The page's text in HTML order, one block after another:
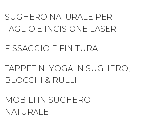
SUGHERO NATURALE PER
TAGLIO E INCISIONE LASER
FISSAGGIO E FINITURA
TAPPETINI YOGA IN SUGHERO,
BLOCCHI & RULLI
MOBILI IN SUGHERO
NATURALE